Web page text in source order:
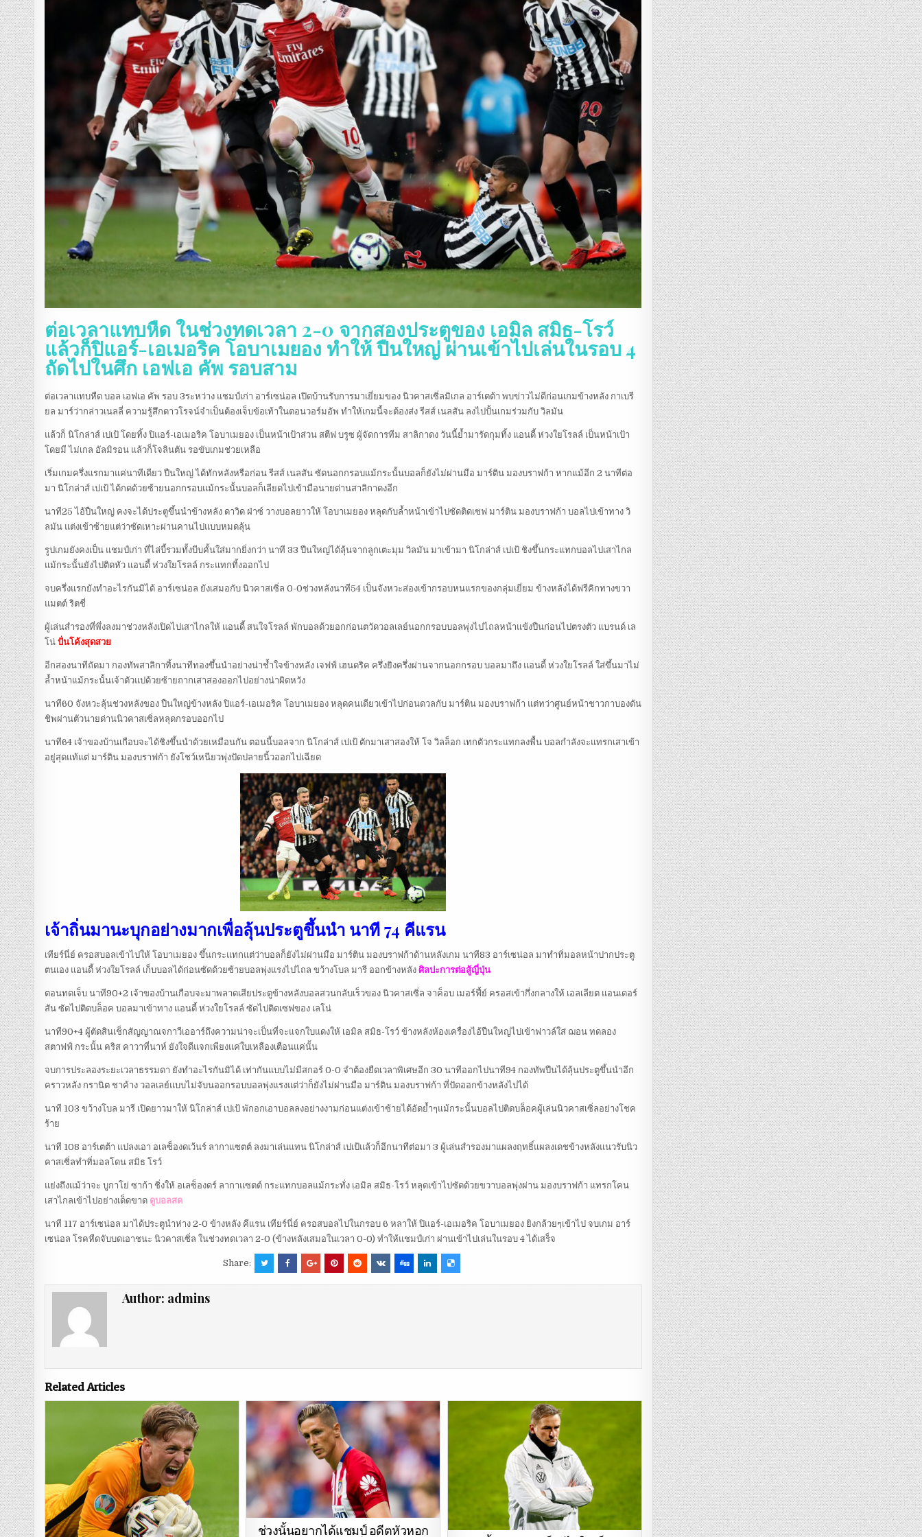
ต่อเวลาแทบหืด ในช่วงทดเวลา 2-0 จากสองประตูของ เอมิล สมิธ-โรว์
แล้วก็ปิแอร์-เอเมอริค โอบาเมยอง ทำให้ ปืนใหญ่ ผ่านเข้าไปเล่นในรอบ 4
ถัดไปในศึก เอฟเอ คัพ รอบสาม
ต่อเวลาแทบหืด บอล เอฟเอ คัพ รอบ 3ระหว่าง แชมป์เก่า อาร์เซน่อล เปิดบ้านรับการมาเยี่ยมของ นิวคาสเซิ่ลมิเกล อาร์เตต้า พบข่าวไม่ดีก่อนเกมข้างหลัง กาเบรี
ยล มาร์ว่ากล่าวเนลลี่ ความรู้สึกดาวโรจน์จำเป็นต้องเจ็บข้อเท้าในตอนวอร์มอัพ ทำให้เกมนี้จะต้องส่ง รีสส์ เนลสัน ลงไปปั้นเกมร่วมกับ วิลมัน
แล้วก็ นิโกล่าส์ เปเป้ โดยทิ้ง ปิแอร์-เอเมอริค โอบาเมยอง เป็นหน้าเป้าส่วน สตีฟ บรูซ ผู้จัดการทีม สาลิกาดง วันนี้ย้ำมารัดกุมทิ้ง แอนดี้ ห่วงใยโรลล์ เป็นหน้าเป้า
โดยมี ไม่เกล อัลมิรอน แล้วก็โจลินตัน รอขับเกมช่วยเหลือ
เริ่มเกมครึ่งแรกมาแค่นาทีเดียว ปืนใหญ่ ได้ทักหลังหรือก่อน รีสส์ เนลสัน ซัดนอกกรอบแม้กระนั้นบอลก็ยังไม่ผ่านมือ มาร์ติน มองบราฟก้า หากแม้อีก 2 นาทีต่อ
มา นิโกล่าส์ เปเป้ ได้กดด้วยซ้ายนอกกรอบแม้กระนั้นบอลก็เลียดไปเข้ามือนายด่านสาลิกาดงอีก
นาที25 ไอ้ปืนใหญ่ คงจะได้ประตูขึ้นนำข้างหลัง ดาวิด ฝ่าซ์ วางบอลยาวให้ โอบาเมยอง หลุดกับล้ำหน้าเข้าไปซัดติดเซฟ มาร์ติน มองบราฟก้า บอลไปเข้าทาง วิ
ลมัน แต่งเข้าซ้ายแต่ว่าซัดเหาะผ่านคานไปแบบหมดลุ้น
รูปเกมยังคงเป็น แชมป์เก่า ที่ไล่บี้รวมทั้งบีบคั้นใส่มากยิ่งกว่า นาที 33 ปืนใหญ่ได้ลุ้นจากลูกเตะมุม วิลมัน มาเข้ามา นิโกล่าส์ เปเป้ ชิงขึ้นกระแทกบอลไปเสาไกล
แม้กระนั้นยังไปติดหัว แอนดี้ ห่วงใยโรลล์ กระแทกทิ้งออกไป
จบครึ่งแรกยังทำอะไรกันมิได้ อาร์เซน่อล ยังเสมอกับ นิวคาสเซิ่ล 0-0ช่วงหลังนาที54 เป็นจังหวะส่องเข้ากรอบหนแรกของกลุ่มเยี่ยม ข้างหลังได้ฟรีคิกทางขวา
แมตต์ ริตชี่
ผู้เล่นสำรองที่พึ่งลงมาช่วงหลังเปิดไปเสาไกลให้ แอนดี้ สนใจโรลล์ พักบอลด้วยอกก่อนตวัดวอลเลย์นอกกรอบบอลพุ่งไปไถลหน้าแข้งปืนก่อนไปตรงตัว แบรนด์ เล
โน่ปั่นโค้งสุดสวย
อีกสองนาทีถัดมา กองทัพสาลิกาทิ้งนาทีทองขึ้นนำอย่างน่าช้ำใจข้างหลัง เจฟฟ์ เฮนดริค ครึ่งยิงครึ่งผ่านจากนอกกรอบ บอลมาถึง แอนดี้ ห่วงใยโรลล์ ใส่ขึ้นมาไม่
ล้ำหน้าแม้กระนั้นเจ้าตัวแปด้วยซ้ายถากเสาสองออกไปอย่างน่าผิดหวัง
นาที60 จังหวะลุ้นช่วงหลังของ ปืนใหญ่ข้างหลัง ปิแอร์-เอเมอริค โอบาเมยอง หลุดคนเดียวเข้าไปก่อนดวลกับ มาร์ติน มองบราฟก้า แต่ทว่าศูนย์หน้าชาวกาบองดัน
ชิพผ่านตัวนายด่านนิวคาสเซิ่ลหลุดกรอบออกไป
นาที64 เจ้าของบ้านเกือบจะได้ชิงขึ้นนำด้วยเหมือนกัน ตอนนี้บอลจาก นิโกล่าส์ เปเป้ ตักมาเสาสองให้ โจ วิลล็อก เทกตัวกระแทกลงพื้น บอลกำลังจะแทรกเสาเข้า
อยู่สุดแท้แต่ มาร์ติน มองบราฟก้า ยังโชว์เหนียวพุ่งปัดปลายนิ้วออกไปเฉียด
เจ้าถิ่นมานะบุกอย่างมากเพื่อลุ้นประตูขึ้นนำ นาที 74 คีแรน
เทียร์นี่ย์ ครอสบอลเข้าไปให้ โอบาเมยอง ขึ้นกระแทกแต่ว่าบอลก็ยังไม่ผ่านมือ มาร์ติน มองบราฟก้าด้านหลังเกม นาที83 อาร์เซน่อล มาทำทิ่มอลหน้าปากประตู
ตนเอง แอนดี้ ห่วงใยโรลล์ เก็บบอลได้ก่อนซัดด้วยซ้ายบอลพุ่งแรงไปไถล ขว้างโบล มารี ออกข้างหลังศิลปะการต่อสู้ญี่ปุ่น
ตอนทดเจ็บ นาที90+2 เจ้าของบ้านเกือบจะมาพลาดเสียประตูข้างหลังบอลสวนกลับเร็วของ นิวคาสเซิ่ล จาค็อบ เมอร์ฟี้ย์ ครอสเข้ากึ่งกลางให้ เอลเลียต แอนเดอร์
สัน ซัดไปติดบล็อค บอลมาเข้าทาง แอนดี้ ห่วงใยโรลล์ ซัดไปติดเซฟของ เลโน่
นาที90+4 ผู้ตัดสินเช็กสัญญาณจกาวีเออาร์ถึงความน่าจะเป็นที่จะแจกใบแดงให้ เอมิล สมิธ-โรว์ ข้างหลังห้องเครื่องไอ้ปืนใหญ่ไปเข้าฟาวล์ใส่ ฌอน ทดลอง
สตาฟฟ์ กระนั้น คริส คาวาที่นาห์ ยังใจดีแจกเพียงแค่ใบเหลืองเตือนแค่นั้น
จบการประลองระยะเวลาธรรมดา ยังทำอะไรกันมิได้ เท่ากันแบบไม่มีสกอร์ 0-0 จำต้องยืดเวลาพิเศษอีก 30 นาทีออกไปนาที94 กองทัพปืนได้ลุ้นประตูขึ้นนำอีก
คราวหลัง กรานิต ชาค้าง วอลเลย์แบบไม่จับนออกรอบบอลพุ่งแรงแต่ว่าก็ยังไม่ผ่านมือ มาร์ติน มองบราฟก้า ที่ปัดออกข้างหลังไปได้
นาที 103 ขว้างโบล มารี เปิดยาวมาให้ นิโกล่าส์ เปเป้ พักอกเอาบอลลงอย่างงามก่อนแต่งเข้าซ้ายได้อัดย้ำๆแม้กระนั้นบอลไปติดบล็อคผู้เล่นนิวคาสเซิ่ลอย่างโชค
ร้าย
นาที 108 อาร์เตต้า แปลงเอา อเลซ็องดเว้นร์ ลากาแซตต์ ลงมาเล่นแทน นิโกล่าส์ เปเป้แล้วก็อีกนาทีต่อมา 3 ผู้เล่นสำรองมาแผลงฤทธิ์แผลงเดชข้างหลังแนวรับนิว
คาสเซิ่ลทำทิ่มอลโดน สมิธ โรว์
แย่งถึงแม้ว่าจะ บูกาโย่ ซาก้า ชิ่งให้ อเลซ็องดร์ ลากาแซตต์ กระแทกบอลแม้กระทั่ง เอมิล สมิธ-โรว์ หลุดเข้าไปซัดด้วยขวาบอลพุ่งผ่าน มองบราฟก้า แทรกโคน
เสาไกลเข้าไปอย่างเด็ดขาด ดูบอลสด
นาที 117 อาร์เซน่อล มาได้ประตูนำห่าง 2-0 ข้างหลัง คีแรน เทียร์นี่ย์ ครอสบอลไปในกรอบ 6 หลาให้ ปิแอร์-เอเมอริค โอบาเมยอง ยิงกล้วยๆเข้าไป จบเกม อาร์
เซน่อล โรคหืดจับบดเอาชนะ นิวคาสเซิ่ล ในช่วงทดเวลา 2-0 (ข้างหลังเสมอในเวลา 0-0) ทำให้แชมป์เก่า ผ่านเข้าไปเล่นในรอบ 4 ได้เสร็จ
Share:
Author: admins
Related Articles
ช่วงนั้นอยากได้แชมป์ อดีตหัวหอก